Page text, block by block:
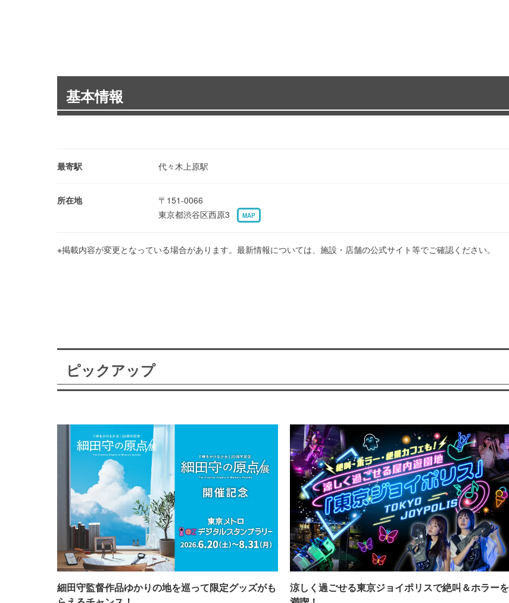
基本情報
最寄駅 代々木上原駅
所在地
〒151-0066
東京都渋谷区西原3
MAP
※掲載内容が変更となっている場合があります。最新情報については、施設・店舗の公式サイト等でご確認ください。
ピックアップ
細田守監督作品ゆかりの地を巡って限定グッズがも
涼しく過ごせる東京ジョイポリスで絶叫＆ホラーを